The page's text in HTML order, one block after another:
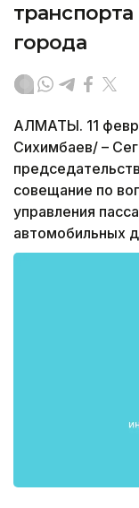
города
АЛМАТЫ. 11
Сихимбаев/ –
совещание по
управления
автомобильных